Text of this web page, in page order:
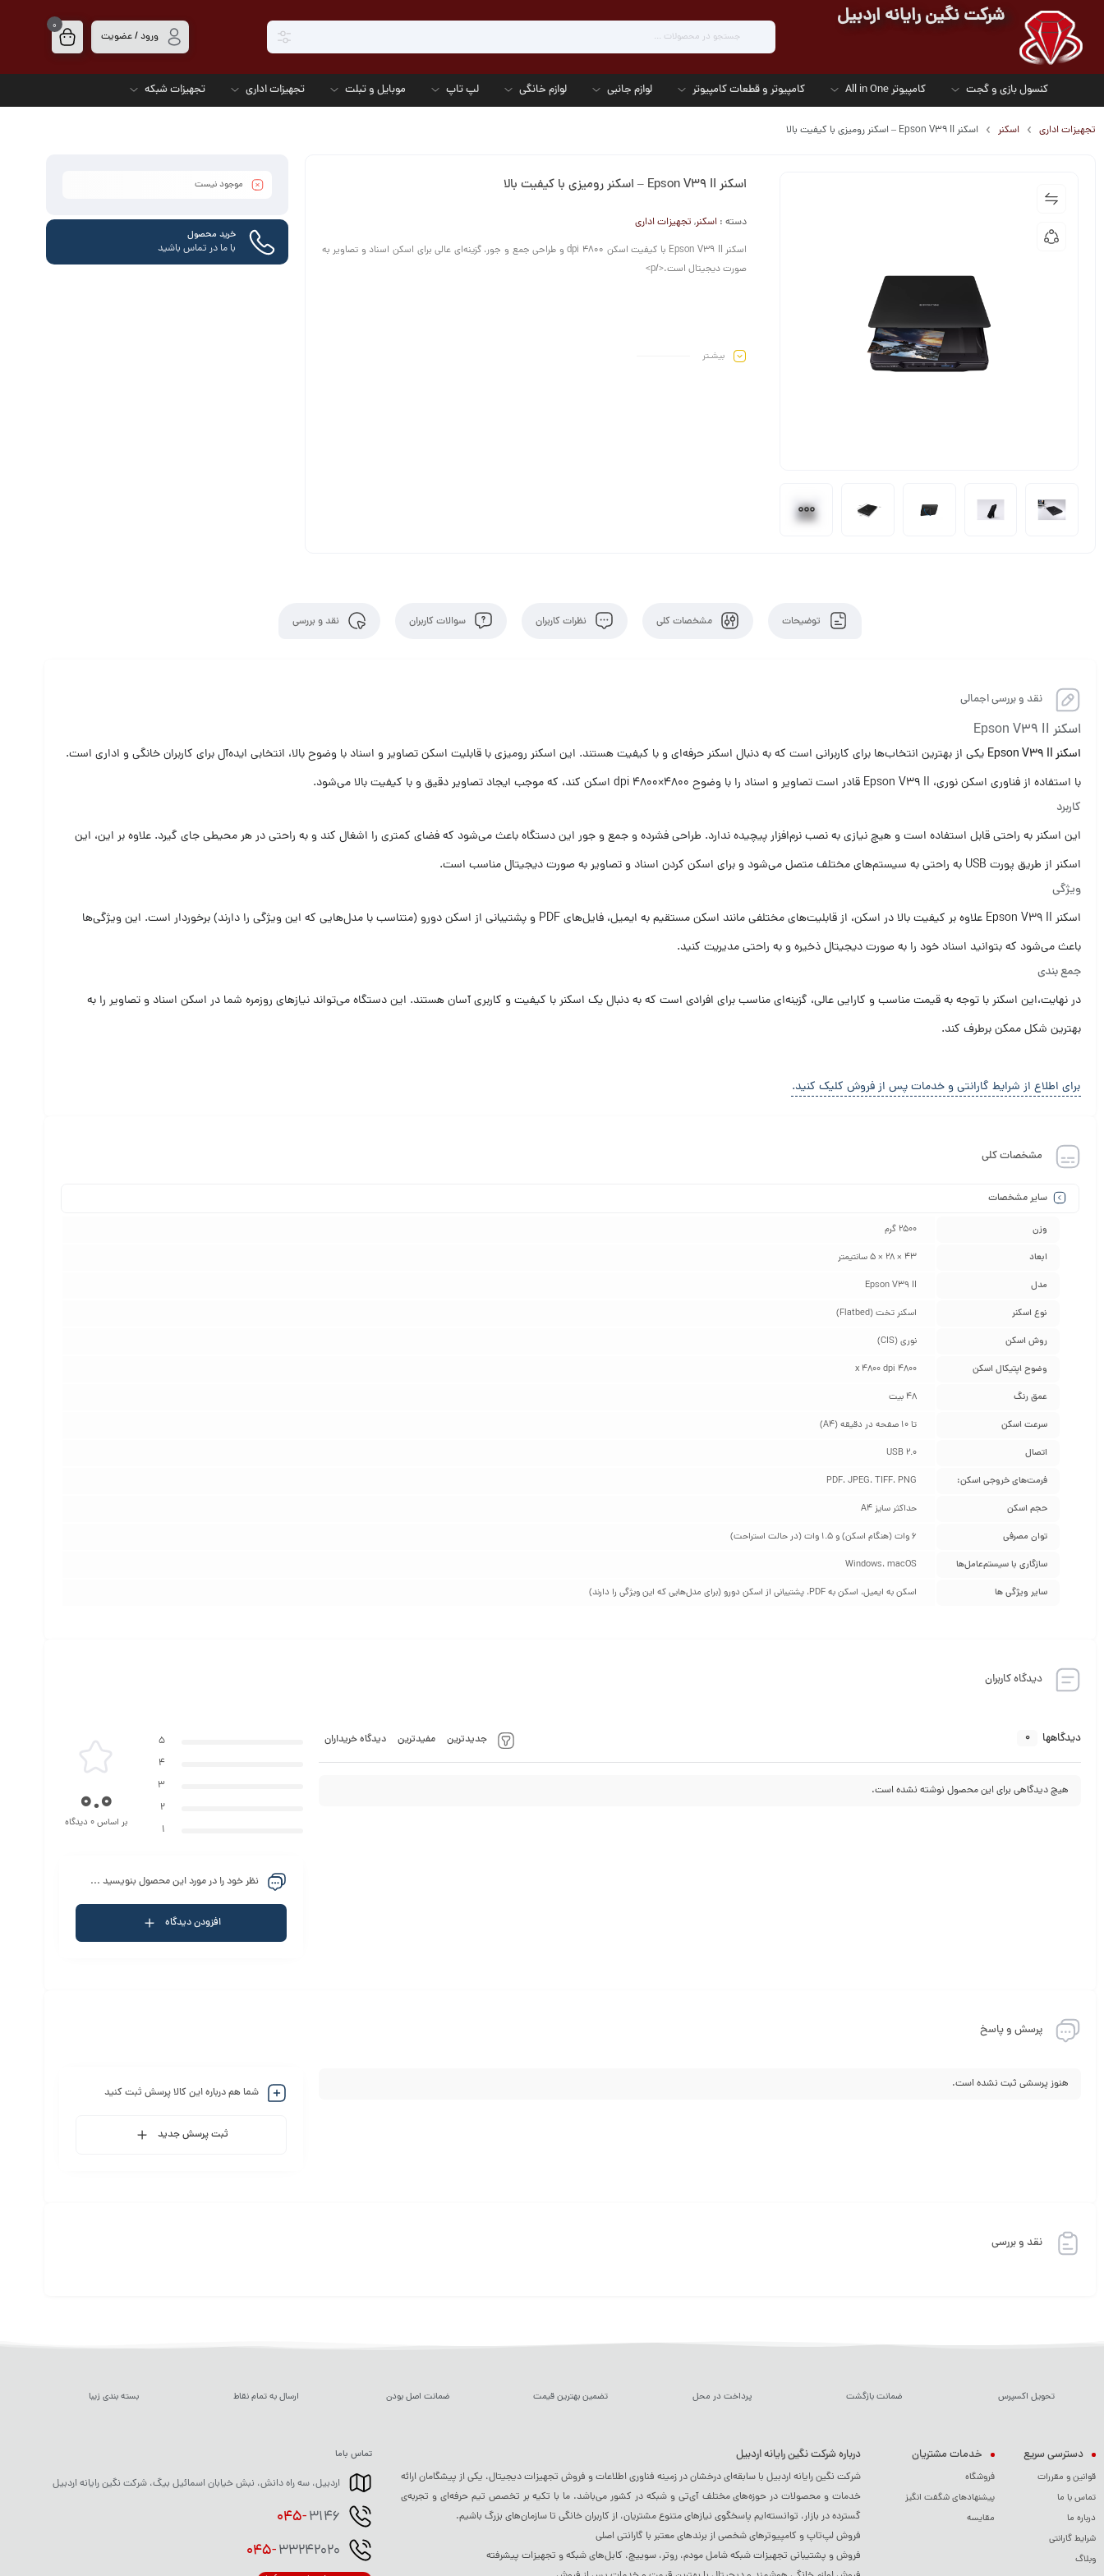
شرکت نگین رایانه اردبیل
ورود / عضویت
0
کنسول بازی و گجت کامپیوتر All in One کامپیوتر و قطعات کامپیوتر لوازم جانبی لوازم خانگی لپ تاپ موبایل و تبلت تجهیزات اداری تجهیزات شبکه
تجهیزات اداری اسکنر اسکنر Epson V39 II – اسکنر رومیزی با کیفیت بالا
اسکنر Epson V39 II – اسکنر رومیزی با کیفیت بالا
دسته : اسکنر, تجهیزات اداری
اسکنر Epson V39 II با کیفیت اسکن 4800 dpi و طراحی جمع و جور، گزینه‌ای عالی برای اسکن اسناد و تصاویر به
صورت دیجیتال است.</p>
بیشـتر
موجود نیست
خرید محصول
با ما در تماس باشید
توضیحات مشخصات کلی نظرات کاربران سوالات کاربران نقد و بررسی
نقد و بررسی اجمالی
اسکنر Epson V39 II
اسکنر Epson V39 II
یکی از بهترین انتخاب‌ها برای کاربرانی است که به دنبال اسکنر حرفه‌ای و با کیفیت هستند. این اسکنر رومیزی با قابلیت اسکن تصاویر و اسناد با وضوح بالا، انتخابی ایده‌آل برای کاربران خانگی و اداری است.
با استفاده از فناوری اسکن نوری، Epson V39 II قادر است تصاویر و اسناد را با وضوح 4800×4800 dpi اسکن کند، که موجب ایجاد تصاویر دقیق و با کیفیت بالا می‌شود.
کاربرد
این اسکنر به راحتی قابل استفاده است و هیچ نیازی به نصب نرم‌افزار پیچیده ندارد. طراحی فشرده و جمع و جور این دستگاه باعث می‌شود که فضای کمتری را اشغال کند و به راحتی در هر محیطی جای گیرد. علاوه بر این، این
اسکنر از طریق پورت USB به راحتی به سیستم‌های مختلف متصل می‌شود و برای اسکن کردن اسناد و تصاویر به صورت دیجیتال مناسب است.
ویژگی
اسکنر Epson V39 II علاوه بر کیفیت بالا در اسکن، از قابلیت‌های مختلفی مانند اسکن مستقیم به ایمیل، فایل‌های PDF و پشتیبانی از اسکن دورو (متناسب با مدل‌هایی که این ویژگی را دارند) برخوردار است. این ویژگی‌ها
باعث می‌شود که بتوانید اسناد خود را به صورت دیجیتال ذخیره و به راحتی مدیریت کنید.
جمع بندی
در نهایت،این اسکنر با توجه به قیمت مناسب و کارایی عالی، گزینه‌ای مناسب برای افرادی است که به دنبال یک اسکنر با کیفیت و کاربری آسان هستند. این دستگاه می‌تواند نیازهای روزمره شما در اسکن اسناد و تصاویر را به
بهترین شکل ممکن برطرف کند.
برای اطلاع از شرایط گارانتی و خدمات پس از فروش کلیک کنید.
مشخصات کلی
سایر مشخصات
وزن 2500 گرم
ابعاد 43 × 28 × 5 سانتیمتر
مدل Epson V39 II
نوع اسکنر اسکنر تخت (Flatbed)
روش اسکن نوری (CIS)
وضوح اپتیکال اسکن 4800 x 4800 dpi
عمق رنگ 48 بیت
سرعت اسکن تا 10 صفحه در دقیقه (A4)
اتصال USB 2.0
فرمت‌های خروجی اسکن: PDF، JPEG، TIFF، PNG
حجم اسکن حداکثر سایز A4
توان مصرفی 6 وات (هنگام اسکن) و 1.5 وات (در حالت استراحت)
سازگاری با سیستم‌عامل‌ها Windows، macOS
سایر ویژگی ها اسکن به ایمیل، اسکن به PDF، پشتیبانی از اسکن دورو (برای مدل‌هایی که این ویژگی را دارند)
دیدگاه کاربران
دیدگاهها 0 جدیدترین مفیدترین دیدگاه خریداران
هیچ دیدگاهی برای این محصول نوشته نشده است.
5
4
3
2
1
0.0
بر اساس 0 دیدگاه
نظر خود را در مورد این محصول بنویسید ...
افزودن دیدگاه
پرسش و پاسخ
هنوز پرسشی ثبت نشده است.
شما هم درباره این کالا پرسش ثبت کنید
ثبت پرسش جدید
نقد و بررسی
تحویل اکسپرس ضمانت بازگشت پرداخت در محل تضمین بهترین قیمت ضمانت اصل بودن ارسال به تمام نقاط بسته بندی زیبا
دسترسی سریع
قوانین و مقررات
تماس با ما
درباره ما
شرایط گارانتی
وبلاگ
خدمات مشتریان
فروشگاه
پیشنهادهای شگفت انگیز
مقایسه
درباره شرکت نگین رایانه اردبیل
شرکت نگین رایانه اردبیل با سابقه‌ای درخشان در زمینه فناوری اطلاعات و فروش تجهیزات دیجیتال، یکی از پیشگامان ارائه
خدمات و محصولات در حوزه‌های مختلف آی‌تی و شبکه در کشور می‌باشد. ما با تکیه بر تخصص تیم حرفه‌ای و تجربه‌ی
گسترده در بازار، توانسته‌ایم پاسخگوی نیازهای متنوع مشتریان، از کاربران خانگی تا سازمان‌های بزرگ باشیم.
فروش لپ‌تاپ و کامپیوترهای شخصی از برندهای معتبر با گارانتی اصلی
فروش و پشتیبانی تجهیزات شبکه شامل مودم، روتر، سوییچ، کابل‌های شبکه و تجهیزات پیشرفته
تماس باما
اردبیل، سه راه دانش، نبش خیابان اسمائیل بیگ، شرکت نگین رایانه اردبیل
045-3146
045-33242020